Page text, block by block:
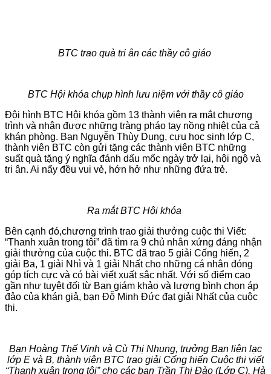
BTC trao quà tri ân các thầy cô giáo
BTC Hội khóa chụp hình lưu niệm với thầy cô giáo
Đội hình BTC Hội khóa gồm 13 thành viên ra mắt chương
trình và nhận được những tràng pháo tay nồng nhiệt của cả
khán phòng. Bạn Nguyễn Thùy Dung, cựu học sinh lớp C,
thành viên BTC còn gửi tặng các thành viên BTC những
suất quà tặng ý nghĩa đánh dấu mốc ngày trở lại, hội ngộ và
tri ân. Ai nấy đều vui vẻ, hớn hở như những đứa trẻ.
Ra mắt BTC Hội khóa
Bên cạnh đó,chương trình trao giải thưởng cuộc thi Viết:
“Thanh xuân trong tôi” đã tìm ra 9 chủ nhân xứng đáng nhận
giải thưởng của cuộc thi. BTC đã trao 5 giải Cống hiến, 2
giải Ba, 1 giải Nhì và 1 giải Nhất cho những cá nhân đóng
góp tích cực và có bài viết xuất sắc nhất. Với số điểm cao
gần như tuyệt đối từ Ban giám khảo và lượng bình chọn áp
đảo của khán giả, bạn Đỗ Minh Đức đạt giải Nhất của cuộc
thi.
Bạn Hoàng Thế Vinh và Cù Thị Nhung, trưởng Ban liên lạc
lớp E và B, thành viên BTC trao giải Cống hiến Cuộc thi viết
“Thanh xuân trong tôi” cho các bạn Trần Thị Đào (Lớp C), Hà